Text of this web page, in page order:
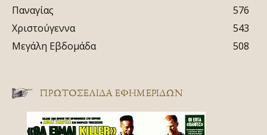
Παναγίας
576
Χριστούγεννα
543
Μεγάλη Εβδομάδα
508
ΠΡΩΤΟΣΈΛΙΔΑ ΕΦΗΜΕΡΊΔΩΝ